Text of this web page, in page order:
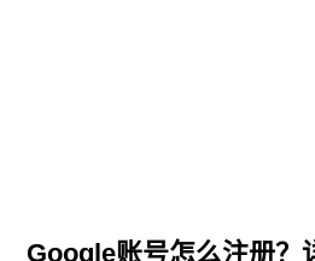
Google账号怎么注册？